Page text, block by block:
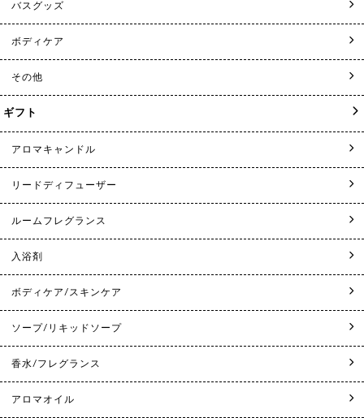
バスグッズ
ボディケア
その他
ギフト
アロマキャンドル
リードディフューザー
ルームフレグランス
入浴剤
ボディケア/スキンケア
ソープ/リキッドソープ
香水/フレグランス
アロマオイル